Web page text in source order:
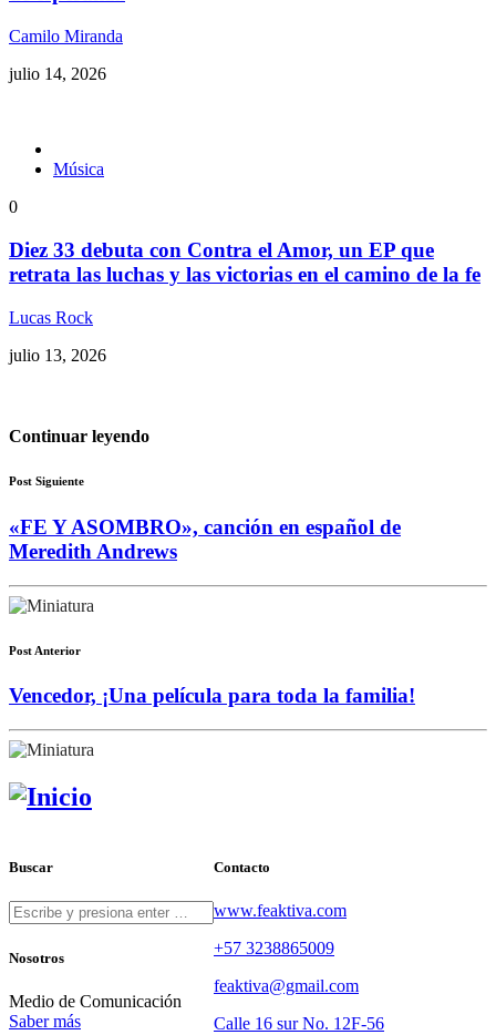
Camilo Miranda
julio 14, 2026
Música
0
Diez 33 debuta con Contra el Amor, un EP que
retrata las luchas y las victorias en el camino de la fe
Lucas Rock
julio 13, 2026
Continuar leyendo
Post Siguiente
«FE Y ASOMBRO», canción en español de
Meredith Andrews
Post Anterior
Vencedor, ¡Una película para toda la familia!
Buscar Contacto
www.feaktiva.com
+57 3238865009
feaktiva@gmail.com
Calle 16 sur No. 12F-56
Nosotros
Medio de Comunicación
Saber más